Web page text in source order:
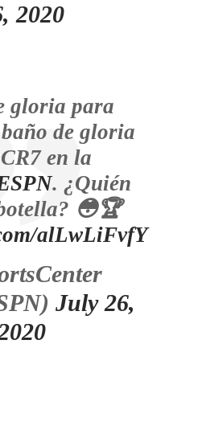
2020
gloria para
de gloria
en la
. ¿Quién
😳🏆
alLwLiFvfY
July 26,